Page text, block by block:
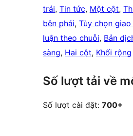
trái, Tin tức, Một cột,
bên phải, Tùy chọn giao
luận theo chuỗi, Bản
sàng, Hai cột, Khối rộng
Số lượt tải về
Số lượt cài đặt: 700+